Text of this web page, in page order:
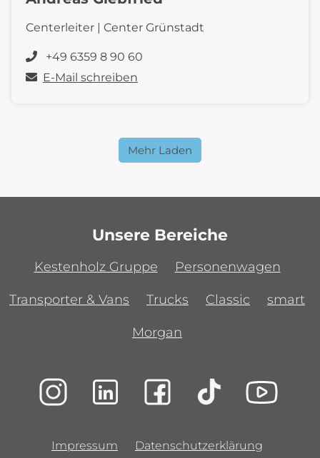
Centerleiter | Center Grünstadt
+49 6359 8 90 60
E-Mail schreiben
Mehr Laden
Unsere Bereiche
Kestenholz Gruppe Personenwagen
Transporter & Vans Trucks Classic smart
Morgan
Impressum
Datenschutzerklärung